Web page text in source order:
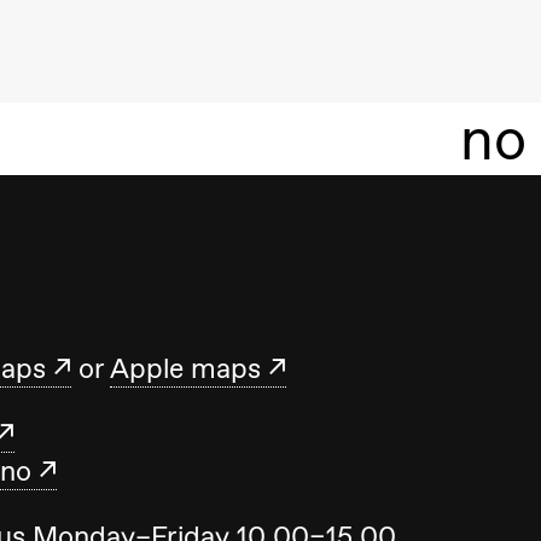
no
orApple maps